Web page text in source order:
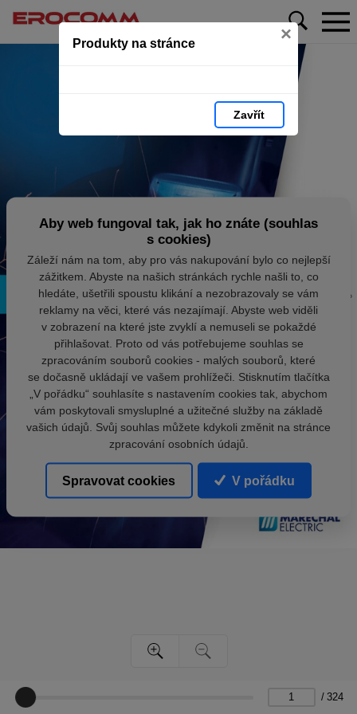
Produkty na stránce ×
Zavřít
/ 324
Aby web fungoval tak, jak ho znáte (souhlas
s cookies)
Záleží nám na tom, aby pro vás nakupování bylo co nejlepší
zážitkem. Abyste na našich stránkách rychle našli to, co
hledáte, ušetřili spoustu klikání a nezobrazovaly se vám
reklamy na věci, které vás nezajímají. Abyste web viděli
v zobrazení na které jste zvyklí a nemuseli se pokaždé
přihlašovat. Proto od vás potřebujeme souhlas se
zpracováním souborů cookies - malých souborů, které
se dočasně ukládají ve vašem prohlížeči. Stisknutím tlačítka
„V pořádku“ souhlasíte s nastavením cookies tak, abychom
vám poskytovali smysluplné a užitečné služby na základě
vašich údajů. Svůj souhlas můžete kdykoli změnit na stránce
zpracování osobních údajů.
Spravovat cookies V pořádku